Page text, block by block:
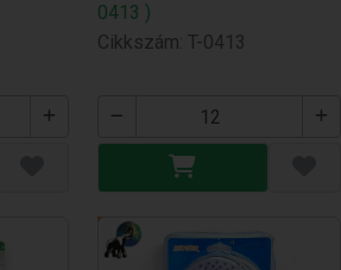
0413 )
Cikkszám: T-0413